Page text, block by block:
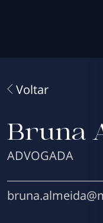
Voltar
Bruna
ADVOGADA